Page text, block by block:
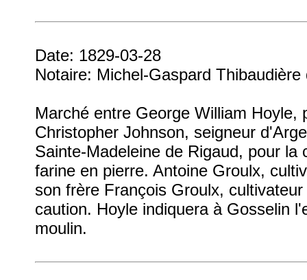
Date: 1829-03-28
Notaire: Michel-Gaspard
Marché entre George William Hoyle,
Christopher Johnson, seigneur
Sainte-Madeleine de Rigaud, pour la
farine en pierre. Antoine Groulx,
son frère François Groulx,
caution. Hoyle indiquera à Gosselin
moulin.